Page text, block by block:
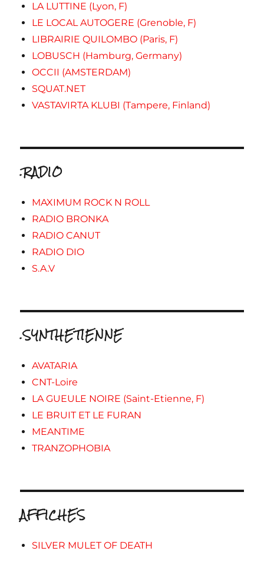
LA LUTTINE (Lyon, F)
LE LOCAL AUTOGERE (Grenoble, F)
LIBRAIRIE QUILOMBO (Paris, F)
LOBUSCH (Hamburg, Germany)
OCCII (AMSTERDAM)
SQUAT.NET
VASTAVIRTA KLUBI (Tampere, Finland)
.RADIO
MAXIMUM ROCK N ROLL
RADIO BRONKA
RADIO CANUT
RADIO DIO
S.A.V
.SYNTHETIENNE
AVATARIA
CNT-Loire
LA GUEULE NOIRE (Saint-Etienne, F)
LE BRUIT ET LE FURAN
MEANTIME
TRANZOPHOBIA
AFFICHES
SILVER MULET OF DEATH